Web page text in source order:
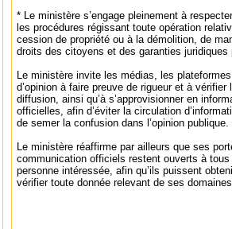
* Le ministère s’engage pleinement à
les procédures régissant toute opération
cession de propriété ou à la démolition, de
droits des citoyens et des garanties juridiques
Le ministère invite les médias, les
d’opinion à faire preuve de rigueur et à
diffusion, ainsi qu’à s’approvisionner en
officielles, afin d’éviter la circulation
de semer la confusion dans l’opinion publique.
Le ministère réaffirme par ailleurs que ses
communication officiels restent ouverts à
personne intéressée, afin qu’ils puissent
vérifier toute donnée relevant de ses